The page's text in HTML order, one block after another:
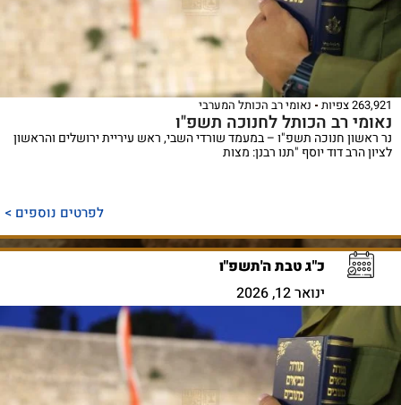
263,921 צפיות נאומי רב הכותל המערבי
נאומי רב הכותל לחנוכה תשפ"ו
נר ראשון חנוכה תשפ"ו – במעמד שורדי השבי, ראש עיריית ירושלים והראשון
לציון הרב דוד יוסף "תנו רבנן: מצות
לפרטים נוספים >
כ"ג טבת ה'תשפ"ו
ינואר 12, 2026